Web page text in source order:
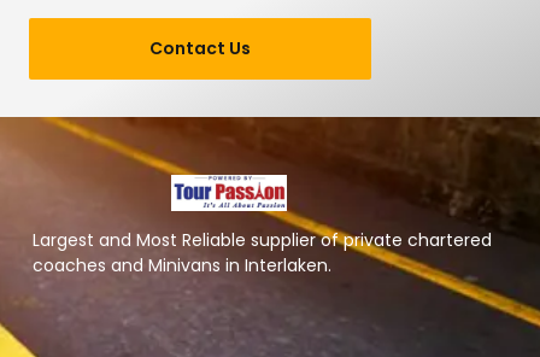
Contact Us
Largest and Most Reliable supplier of private chartered
coaches and Minivans in Interlaken.